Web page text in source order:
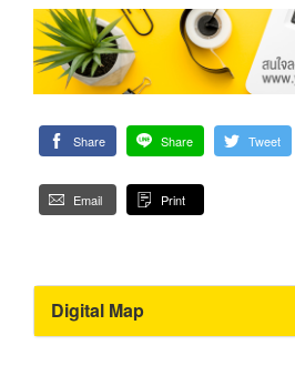
Share Share Tweet
Email Print
Digital Map